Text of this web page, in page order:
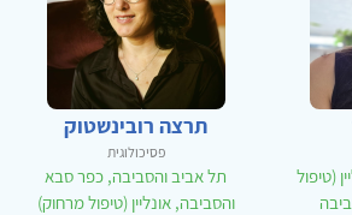
(טיפול
תרצה רובינשטוק
פסיכולוגית
תל אביב והסביבה, כפר סבא
והסביבה, אונליין (טיפול מרחוק)